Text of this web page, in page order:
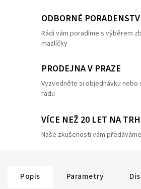
ODBORNÉ
Rádi vám poradíme s výběrem
mazlíčky
PRODEJNA V PRAZE
Vyzvedněte si objednávku nebo
radu
VÍCE NEŽ 20 LET NA
Naše zkušenosti vám
Popis Parametry